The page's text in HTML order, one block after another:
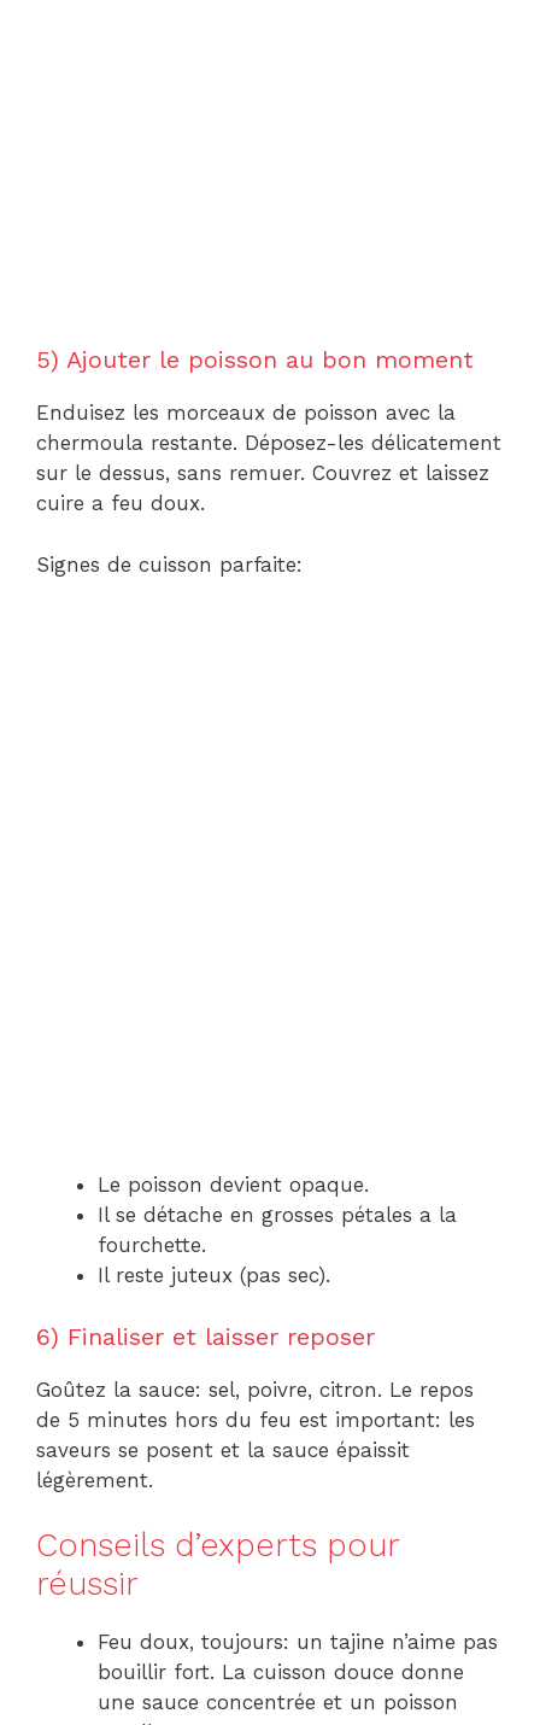
5) Ajouter le poisson au bon moment
Enduisez les morceaux de poisson avec la
chermoula restante. Déposez-les délicatement
sur le dessus, sans remuer. Couvrez et laissez
cuire a feu doux.
Signes de cuisson parfaite:
Le poisson devient opaque.
Il se détache en grosses pétales a la
fourchette.
Il reste juteux (pas sec).
6) Finaliser et laisser reposer
Goûtez la sauce: sel, poivre, citron. Le repos
de 5 minutes hors du feu est important: les
saveurs se posent et la sauce épaissit
légèrement.
Conseils d’experts pour
réussir
Feu doux, toujours: un tajine n’aime pas
bouillir fort. La cuisson douce donne
une sauce concentrée et un poisson